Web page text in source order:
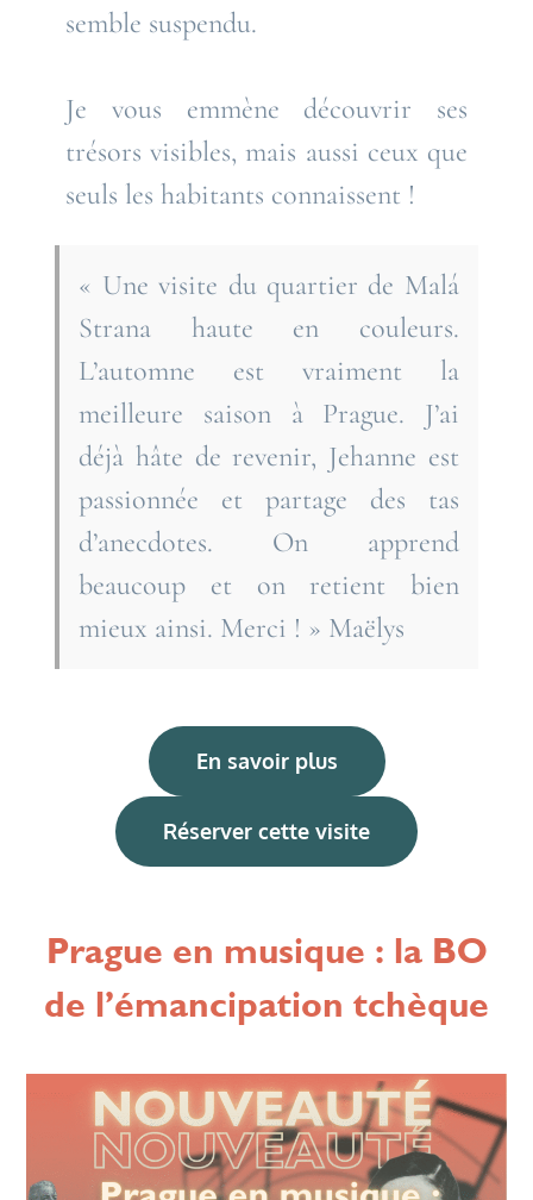
semble suspendu.
Je vous emmène découvrir ses
trésors visibles, mais aussi ceux que
seuls les habitants connaissent !
« Une visite du quartier de Malá
Strana haute en couleurs.
L’automne est vraiment la
meilleure saison à Prague. J’ai
déjà hâte de revenir, Jehanne est
passionnée et partage des tas
d’anecdotes. On apprend
beaucoup et on retient bien
mieux ainsi. Merci ! » Maëlys
En savoir plus
Réserver cette visite
Prague en musique : la BO
de l’émancipation tchèque